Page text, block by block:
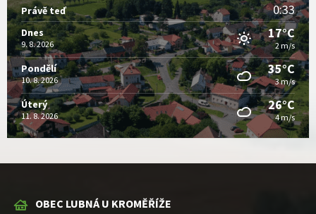
Právě teď 0:33
Dnes
9. 8. 2026
17°C
2 m/s
Pondělí
10. 8. 2026
35°C
3 m/s
Úterý
11. 8. 2026
26°C
4 m/s
OBEC LUBNÁ U KROMĚŘÍŽE